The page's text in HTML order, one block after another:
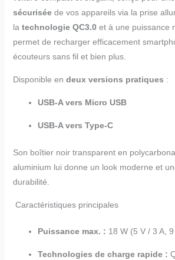
sécuriséede vos appareils via la prise
la technologie QC3.0et à une puissance
permet de recharger efficacement
écouteurs sans fil et bien plus.
Disponible en deux versions pratiques :
USB-A vers Micro USB
USB-A vers Type-C
Son boîtier noir transparent en
aluminium lui donne un look moderne et
durabilité.
Caractéristiques principales
Puissance max. : 18 W (5 V / 3 A,
Technologies de charge rapide :